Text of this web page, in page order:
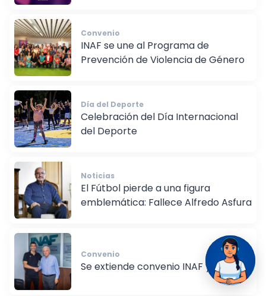
Convenio
INAF se une al Programa de
Día del Deporte
Celebración del Día Internacional
del Deporte
Noticias
El Fútbol pierde a una figura
Convenio
Se extiende convenio INAF y SELECT